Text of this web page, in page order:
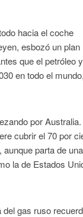
hacia el coche
esbozó un plan
que el petróleo
en todo el
por
cubrir el 70 por
parta de una
la de Estados
gas ruso